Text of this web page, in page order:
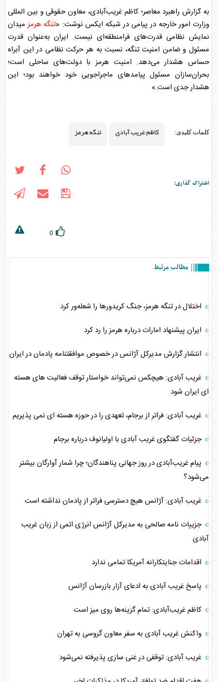
به گزارش راهبرد معاصر؛ کاظم غریب‌آبادی، معاون حقوقی و بین المللی
وزارت امور خارجه در پیامی در شبکه ایکس نوشت: «تنگه هرمزمیدان
نمایش نظامی قدرت‌های فرامنطقه‌ای نیست. ایران به‌عنوان قدرت
مسئول و ضامن امنیت تنگه، نسبت به هر حرکت نظامی در این آبراه
حساس هشدار می‌دهد. امنیت هرمز با دولت‌های ساحلی است؛
بحران‌سازان مسئول پیامد‌های ماجراجویی خود خواهند بود؛ این
هشدار جدی است.»
کلمات کلیدی: کاظم غریب آبادی تنگه هرمز
اشتراک گذاری:
0
مطالب مرتبط
اختلال در تنگه هرمز، جنگ کریدورها را شعله‌ور کرد
ایران پیشنهاد امارات درباره هرمز را رد کرد
انتشار گزارش مدیرکل آژانس در خصوص موافقتنامه پادمان در ایران
غریب آبادی: هیچکس نمی‌تواند خواستار توقف فعالیت های هسته
ای ایران شود
غریب آبادی: فراتر از برجام، تعهدی را در حوزه هسته ای نمی پذیریم
جزئیات گفتگوی غریب آبادی با اولیانوف درباره برجام
پیام غریب‌آبادی در روز جهانی پناهندگان؛ چرا شمار آوارگان بیشتر
می‌شود؟
غریب آبادی: آژانس هیچ دسترسی فراتر از پادمان نداشته است
جزییات نامه صالحی به مدیرکل آژانس انرژی اتمی از زبان غریب
آبادی
اقدامات جنایتکارانه آمریکا تمامی ندارد
پاسخ غریب آبادی به ادعای آزار بازرسان آژانس
کاظم غریب‌آبادی: تمام گزینه‌ها روی میز است
واکنش غریب آبادی به سفر معاون گروسی به تهران
غریب آبادی: توقفی در غنی سازی پذیرفته نمی‌شود